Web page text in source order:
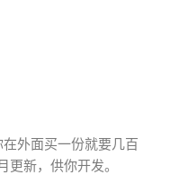
外面买一份就要几百
新，供你开发。